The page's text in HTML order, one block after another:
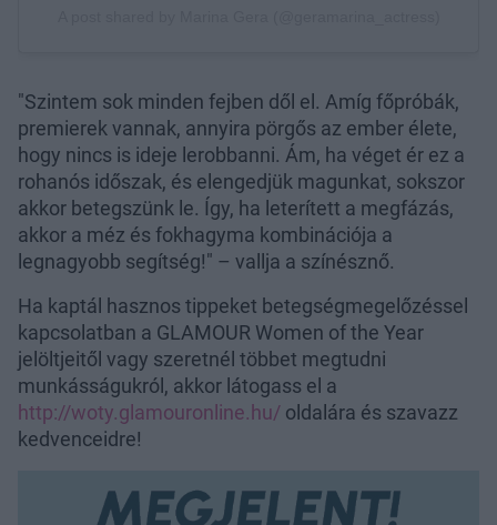
"Szintem sok minden fejben dől el. Amíg főpróbák,
premierek vannak, annyira pörgős az ember élete,
hogy nincs is ideje lerobbanni. Ám, ha véget ér ez a
rohanós időszak, és elengedjük magunkat, sokszor
akkor betegszünk le. Így, ha leterített a megfázás,
akkor a méz és fokhagyma kombinációja a
legnagyobb segítség!" – vallja a színésznő.
Ha kaptál hasznos tippeket betegségmegelőzéssel
kapcsolatban a GLAMOUR Women of the Year
jelöltjeitől vagy szeretnél többet megtudni
munkásságukról, akkor látogass el a
http://woty.glamouronline.hu/ oldalára és szavazz
kedvenceidre!